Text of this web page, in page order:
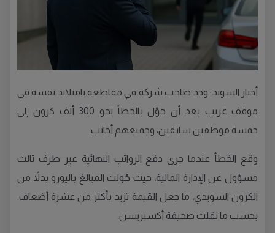
أخبار السويد: وجد صاحب شركة في مقاطعة يامتلاند نفسه في
موقف غريب بعد أن حوّل بالخطأ نحو 300 ألف كرون إلى
خمسة موظفين سابقين، وجميعهم أجانب.
وقع الخطأ عندما جرى دفع الرواتب النهائية عبر طرف ثالث
مسؤول عن الإدارة المالية، حيث حُولت المبالغ باليورو بدلاً من
الكرون السويدي، ما جعل القيمة تزيد بأكثر من عشرة أضعاف.
بحسب ما نقلت صحيفة أكسبريسن.